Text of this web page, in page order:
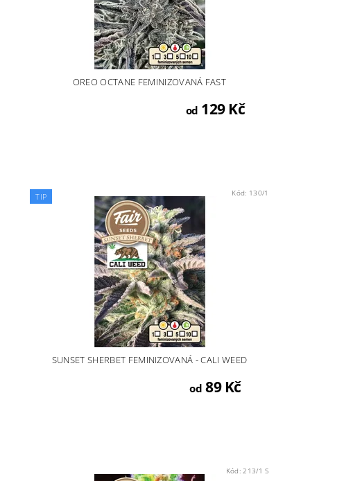
OREO OCTANE FEMINIZOVANÁ FAST
od 129 Kč
TIP Kód: 130/1
SUNSET SHERBET FEMINIZOVANÁ - CALI WEED
od 89 Kč
Kód:213/1 S